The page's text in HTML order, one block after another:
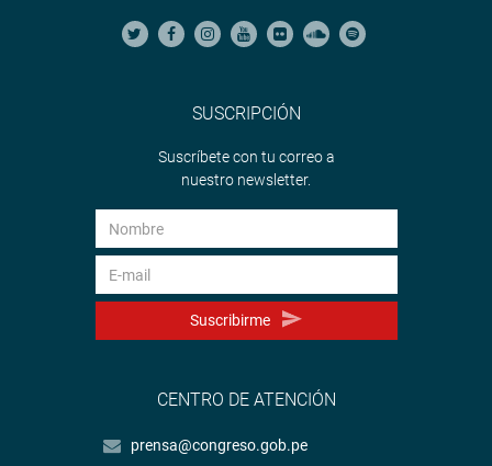
SUSCRIPCIÓN
Suscríbete con tu correo a
nuestro newsletter.
Suscribirme
CENTRO DE ATENCIÓN
prensa@congreso.gob.pe